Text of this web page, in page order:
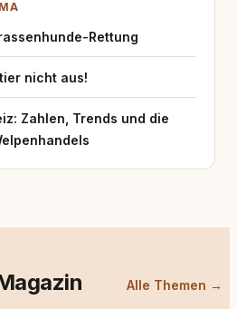
Rettung
nicht aus!
Zahlen, Trends und die
Alle Themen →